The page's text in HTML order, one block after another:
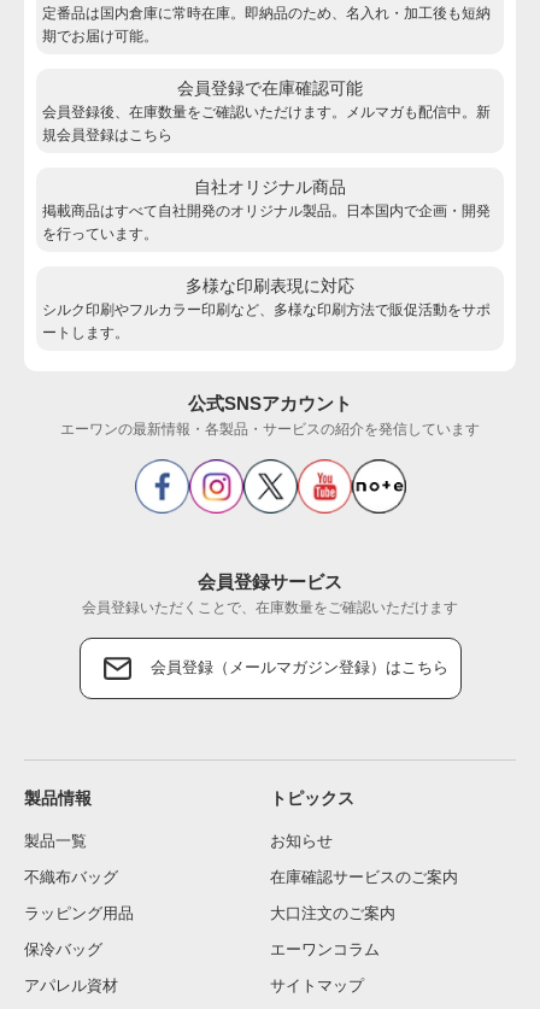
定番品は国内倉庫に常時在庫。即納品のため、名入れ・加工後も短納
期でお届け可能。
会員登録で在庫確認可能
会員登録後、在庫数量をご確認いただけます。メルマガも配信中。新
規会員登録は こちら
自社オリジナル商品
掲載商品はすべて自社開発のオリジナル製品。日本国内で企画・開発
を行っています。
多様な印刷表現に対応
シルク印刷やフルカラー印刷など、多様な印刷方法で販促活動をサポ
ートします。
公式SNSアカウント
エーワンの最新情報・各製品・サービスの紹介を発信しています
会員登録サービス
会員登録いただくことで、在庫数量をご確認いただけます
会員登録（メールマガジン登録）はこちら
製品情報
製品一覧
不織布バッグ
ラッピング用品
保冷バッグ
アパレル資材
トピックス
お知らせ
在庫確認サービスのご案内
大口注文のご案内
エーワンコラム
サイトマップ